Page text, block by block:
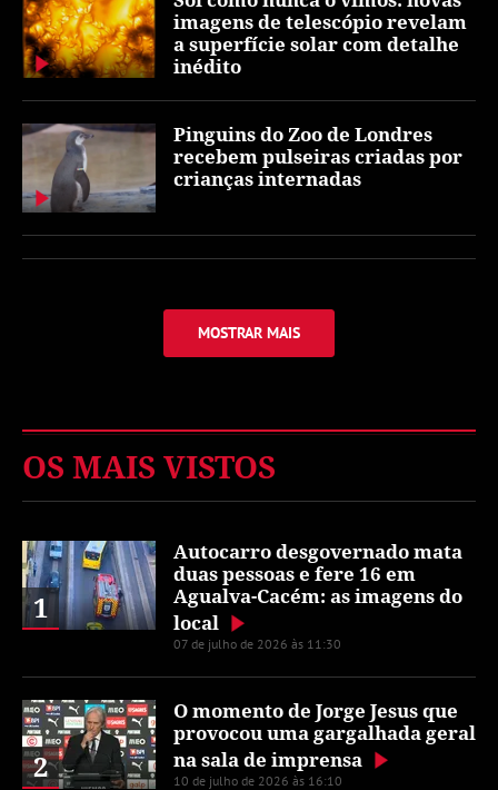
imagens de telescópio revelam
a superfície solar com detalhe
inédito
Pinguins do Zoo de Londres
recebem pulseiras criadas por
crianças internadas
MOSTRAR MAIS
OS MAIS VISTOS
1
Autocarro desgovernado mata
duas pessoas e fere 16 em
Agualva-Cacém: as imagens do
local
07 de julho de 2026 às 11:30
2
O momento de Jorge Jesus que
provocou uma gargalhada geral
na sala de imprensa
10 de julho de 2026 às 16:10